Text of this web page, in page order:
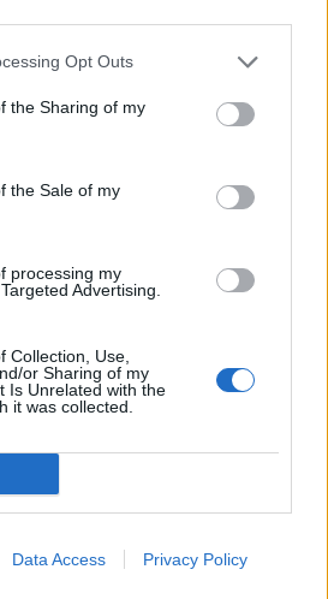
Opt Outs
the Sharing of my
the Sale of my
processing my
Advertising.
Collection, Use,
or Sharing of my
Is Unrelated with the
it was collected.
Data Access Privacy Policy
συνεργασίας τους μέχρι το
2028
τον ΟΤΕ στη διεθνή σειρά δεικτών
το Αρχαίο Θέατρο Επιδαύρου άνοιξε τις
ΣΕ ΑΥΤΉ ΤΗΝ ΚΑΤΗΓΟΡΊΑ